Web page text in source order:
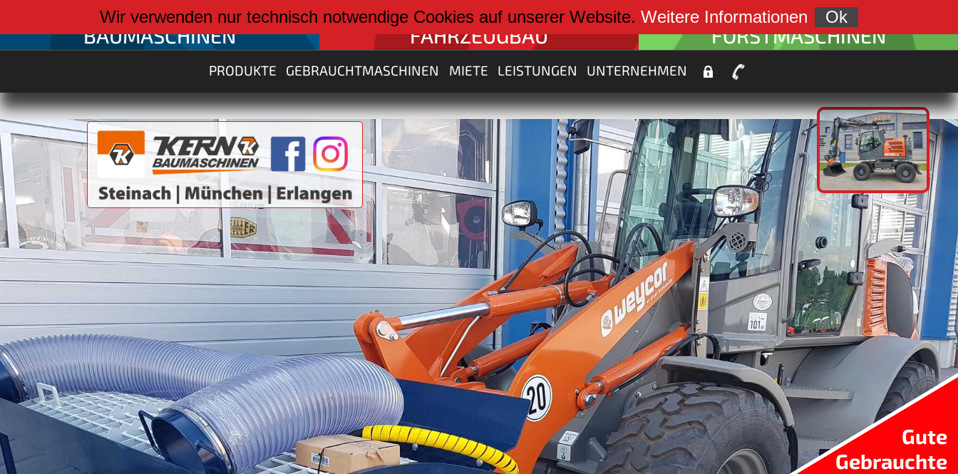
weiter zu:
BAUMASCHINEN
weiter zu:
FAHRZEUGBAU
weiter zu:
FORSTMASCHINEN
PRODUKTE GEBRAUCHTMASCHINEN MIETE LEISTUNGEN UNTERNEHMEN
Gute
Gebrauchte
Wir verwenden nur technisch notwendige Cookies auf unserer Website. Weitere Informationen Ok